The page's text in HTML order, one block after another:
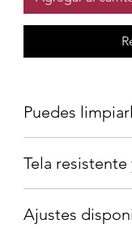
Puedes
en la lavadora en
Tela
Ajustes